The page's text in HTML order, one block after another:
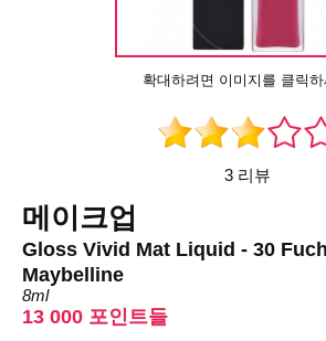
확대하려면 이미지를 클릭하
3 리뷰
메이크업
Gloss Vivid Mat Liquid - 30
Maybelline
8ml
13 000 포인트들